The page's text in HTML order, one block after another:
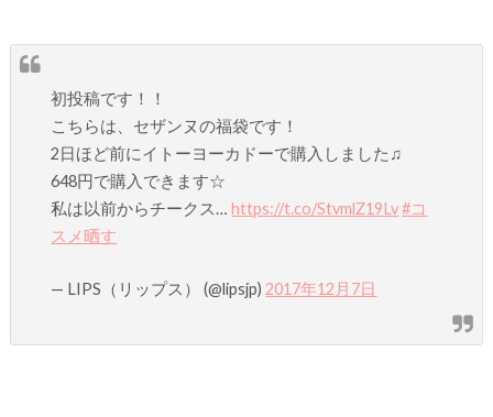
初投稿です！！
こちらは、セザンヌの福袋です！
2日ほど前にイトーヨーカドーで購入しました♫
648円で購入できます☆
私は以前からチークス…https://t.co/StvmlZ19Lv #コ
スメ晒す
— LIPS（リップス） (@lipsjp)2017年12月7日